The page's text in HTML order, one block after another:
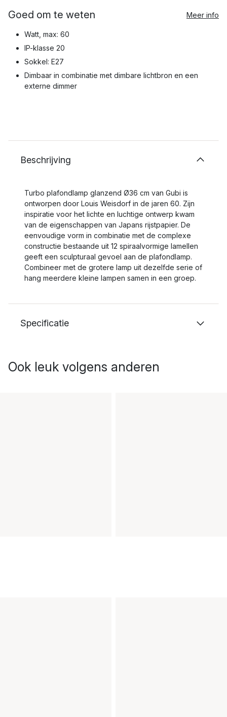
Goed om te weten Meer info
Watt, max: 60
IP-klasse 20
Sokkel: E27
Dimbaar in combinatie met dimbare lichtbron en een
externe dimmer
Beschrijving
Turbo plafondlamp glanzend Ø36 cm van Gubi is
ontworpen door Louis Weisdorf in de jaren 60. Zijn
inspiratie voor het lichte en luchtige ontwerp kwam
van de eigenschappen van Japans rijstpapier. De
eenvoudige vorm in combinatie met de complexe
constructie bestaande uit 12 spiraalvormige lamellen
geeft een sculpturaal gevoel aan de plafondlamp.
Combineer met de grotere lamp uit dezelfde serie of
hang meerdere kleine lampen samen in een groep.
Specificatie
Ook leuk volgens anderen